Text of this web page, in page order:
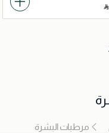
مرطبات البشرة